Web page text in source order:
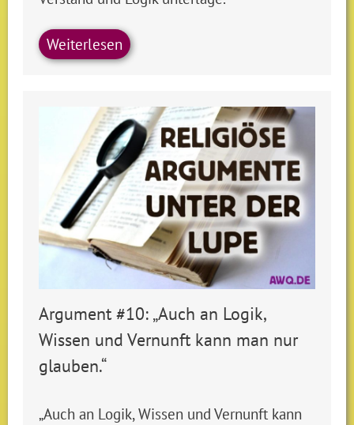
Weiterlesen
Argument #10: „Auch an Logik,
Wissen und Vernunft kann man nur
glauben.“
„Auch an Logik, Wissen und Vernunft kann